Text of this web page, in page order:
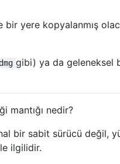
bir yere kopyalanmış
gibi) ya da geleneksel
mantığı nedir?
bir sabit sürücü değil,
ilgilidir.